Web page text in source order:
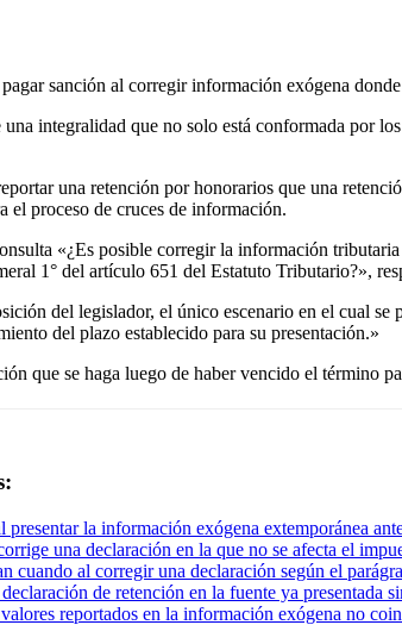
sanción al corregir información exógena
integralidad que no solo está conformada por
una retención por honorarios que una
el proceso de cruces de información.
«¿Es posible corregir la información
1° del artículo 651 del Estatuto Tributario?»,
del legislador, el único escenario en el cual
del plazo establecido para su presentación.»
que se haga luego de haber vencido el término
presentar la información exógena extemporánea
una declaración en la que no se afecta el
cuando al corregir una declaración según el
de retención en la fuente ya presentada
reportados en la información exógena no